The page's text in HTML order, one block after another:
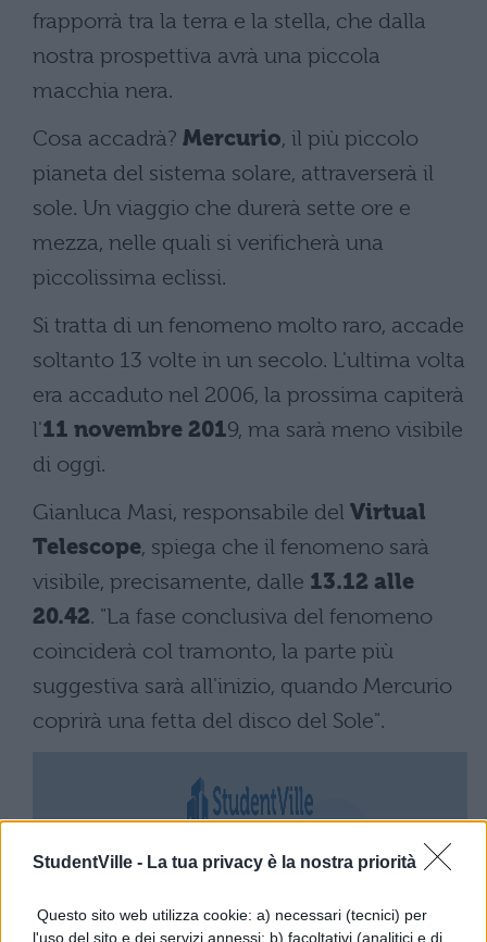
StudentVille - La tua privacy è la nostra priorità
Questo sito web utilizza cookie: a) necessari (tecnici) per
l'uso del sito e dei servizi annessi; b) facoltativi (analitici e di
frapporrà tra la terra e la stella, che dalla
nostra prospettiva avrà una piccola
macchia nera.
Cosa accadrà? Mercurio, il più piccolo
pianeta del sistema solare, attraverserà il
sole. Un viaggio che durerà sette ore e
mezza, nelle quali si verificherà una
piccolissima eclissi.
Si tratta di un fenomeno molto raro, accade
soltanto 13 volte in un secolo. L'ultima volta
era accaduto nel 2006, la prossima capiterà
l'11 novembre 2019, ma sarà meno visibile
di oggi.
Gianluca Masi, responsabile del Virtual
Telescope, spiega che il fenomeno sarà
visibile, precisamente, dalle 13.12 alle
20.42. "La fase conclusiva del fenomeno
coinciderà col tramonto, la parte più
suggestiva sarà all'inizio, quando Mercurio
coprirà una fetta del disco del Sole".